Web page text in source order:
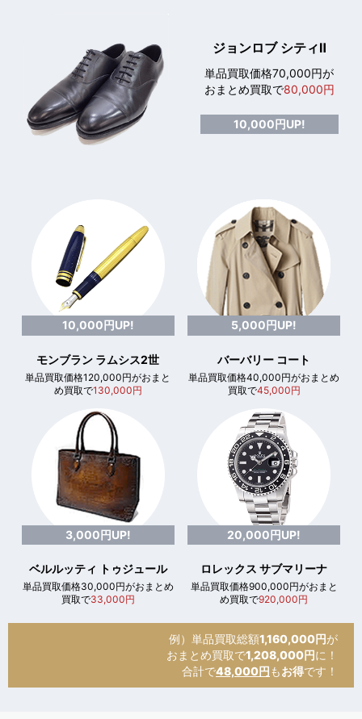
ジョンロブ シティⅡ
単品買取価格70,000円が
おまとめ買取で80,000円
10,000円UP!
10,000円UP!
モンブラン ラムシス2世
単品買取価格120,000円がおまと
め買取で130,000円
5,000円UP!
バーバリー コート
単品買取価格40,000円がおまとめ
買取で45,000円
3,000円UP!
ベルルッティ トゥジュール
単品買取価格30,000円がおまとめ
買取で33,000円
20,000円UP!
ロレックス サブマリーナ
単品買取価格900,000円がおまと
め買取で920,000円
例）単品買取総額1,160,000円が
おまとめ買取で1,208,000円に！
合計で48,000円 もお得です！